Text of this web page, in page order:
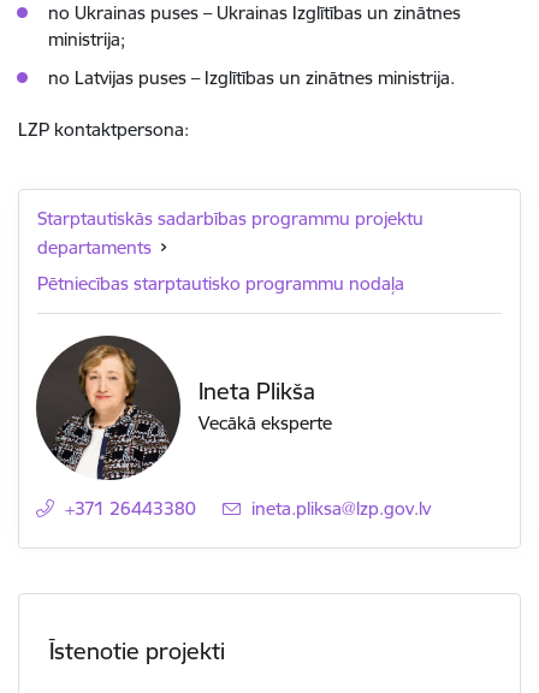
no Ukrainas puses – Ukrainas Izglītības un zinātnes
ministrija;
no Latvijas puses – Izglītības un zinātnes ministrija.
LZP kontaktpersona:
Starptautiskās sadarbības programmu projektu
departaments
Pētniecības starptautisko programmu nodaļa
Ineta Plikša
Vecākā eksperte
+371 26443380 E-pasts:
ineta.pliksa@lzp.gov.lv
Īstenotie projekti